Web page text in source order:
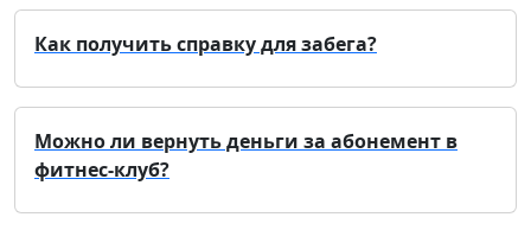
Как получить справку для забега?
Можно ли вернуть деньги за абонемент в
фитнес-клуб?